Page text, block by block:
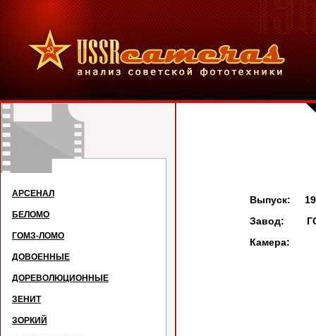
АРСЕНАЛ
БЕЛОМО
ГОМЗ-ЛОМО
ДОВОЕННЫЕ
ДОРЕВОЛЮЦИОННЫЕ
ЗЕНИТ
ЗОРКИЙ
Выпуск:
Завод:
Камера: